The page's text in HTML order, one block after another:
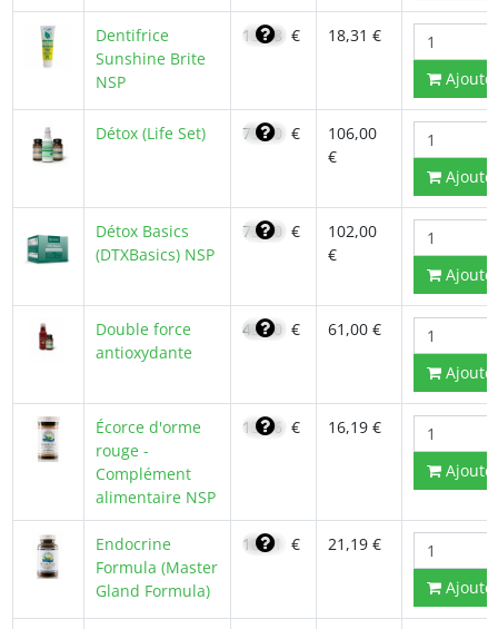
Dentifrice
Sunshine Brite
NSP
13,08 € 18,31 €
Détox (Life Set) 75,70 €
106,00
€
Détox Basics
(DTXBasics) NSP
73,20 €
102,00
€
Double force
antioxydante
43,60 € 61,00 €
Écorce d'orme
rouge -
Complément
alimentaire NSP
13,76 € 16,19 €
Endocrine
Formula (Master
Gland Formula)
18,01 € 21,19 €